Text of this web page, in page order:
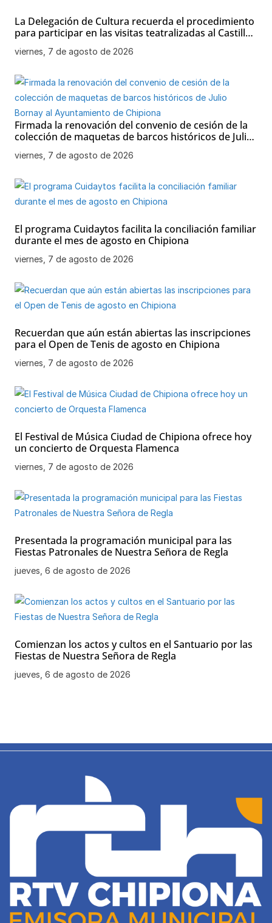
La Delegación de Cultura recuerda el procedimiento
para participar en las visitas teatralizadas al Castillo
de Chipiona
viernes, 7 de agosto de 2026
Firmada la renovación del convenio de cesión de la
colección de maquetas de barcos históricos de Julio
Bornay al Ayuntamiento de Chipiona
viernes, 7 de agosto de 2026
El programa Cuidaytos facilita la conciliación familiar
durante el mes de agosto en Chipiona
viernes, 7 de agosto de 2026
Recuerdan que aún están abiertas las inscripciones
para el Open de Tenis de agosto en Chipiona
viernes, 7 de agosto de 2026
El Festival de Música Ciudad de Chipiona ofrece hoy
un concierto de Orquesta Flamenca
viernes, 7 de agosto de 2026
Presentada la programación municipal para las
Fiestas Patronales de Nuestra Señora de Regla
jueves, 6 de agosto de 2026
Comienzan los actos y cultos en el Santuario por las
Fiestas de Nuestra Señora de Regla
jueves, 6 de agosto de 2026